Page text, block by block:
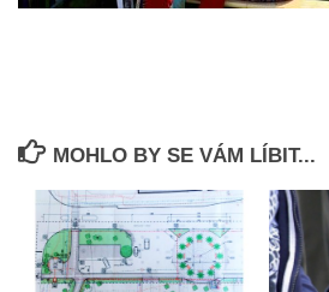
MOHLO BY SE VÁM LÍBIT...